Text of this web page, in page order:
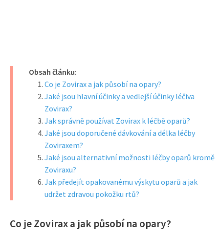
Obsah článku:
Co je Zovirax a jak působí na opary?
Jaké jsou hlavní účinky a vedlejší účinky léčiva
Zovirax?
Jak správně používat Zovirax k léčbě oparů?
Jaké jsou doporučené dávkování a délka léčby
Zoviraxem?
Jaké jsou alternativní možnosti léčby oparů kromě
Zoviraxu?
Jak předejít opakovanému výskytu oparů a jak
udržet zdravou pokožku rtů?
Co je Zovirax a jak působí na opary?